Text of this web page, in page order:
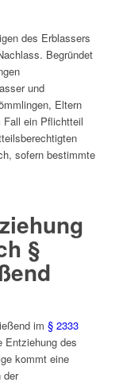
des Erblassers
Begründet
und
Eltern
Fall ein Pflichtteil
sofern bestimmte
§
im § 2333
Entziehung des
kommt eine
der